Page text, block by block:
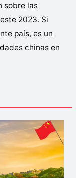
sobre las
2023. Si
país, es un
chinas en